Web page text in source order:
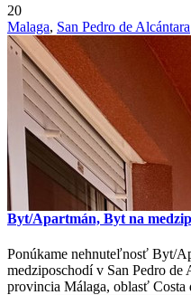
20
Malaga, San Pedro de Alcántara
Byt/Apartmán, Byt na
Ponúkame nehnuteľnosť Byt/
medziposchodí v San Pedro de
provincia Málaga, oblasť Costa